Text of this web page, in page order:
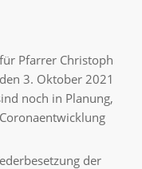
Pfarrer Christoph
3. Oktober 2021
noch in Planung,
der